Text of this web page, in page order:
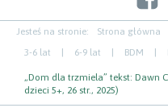
Jesteś na stronie:
Strona główna
3-6 lat
6-9 lat BDM
„Dom dla trzmiela” tekst: Dawn
dzieci 5+, 26 str., 2025)